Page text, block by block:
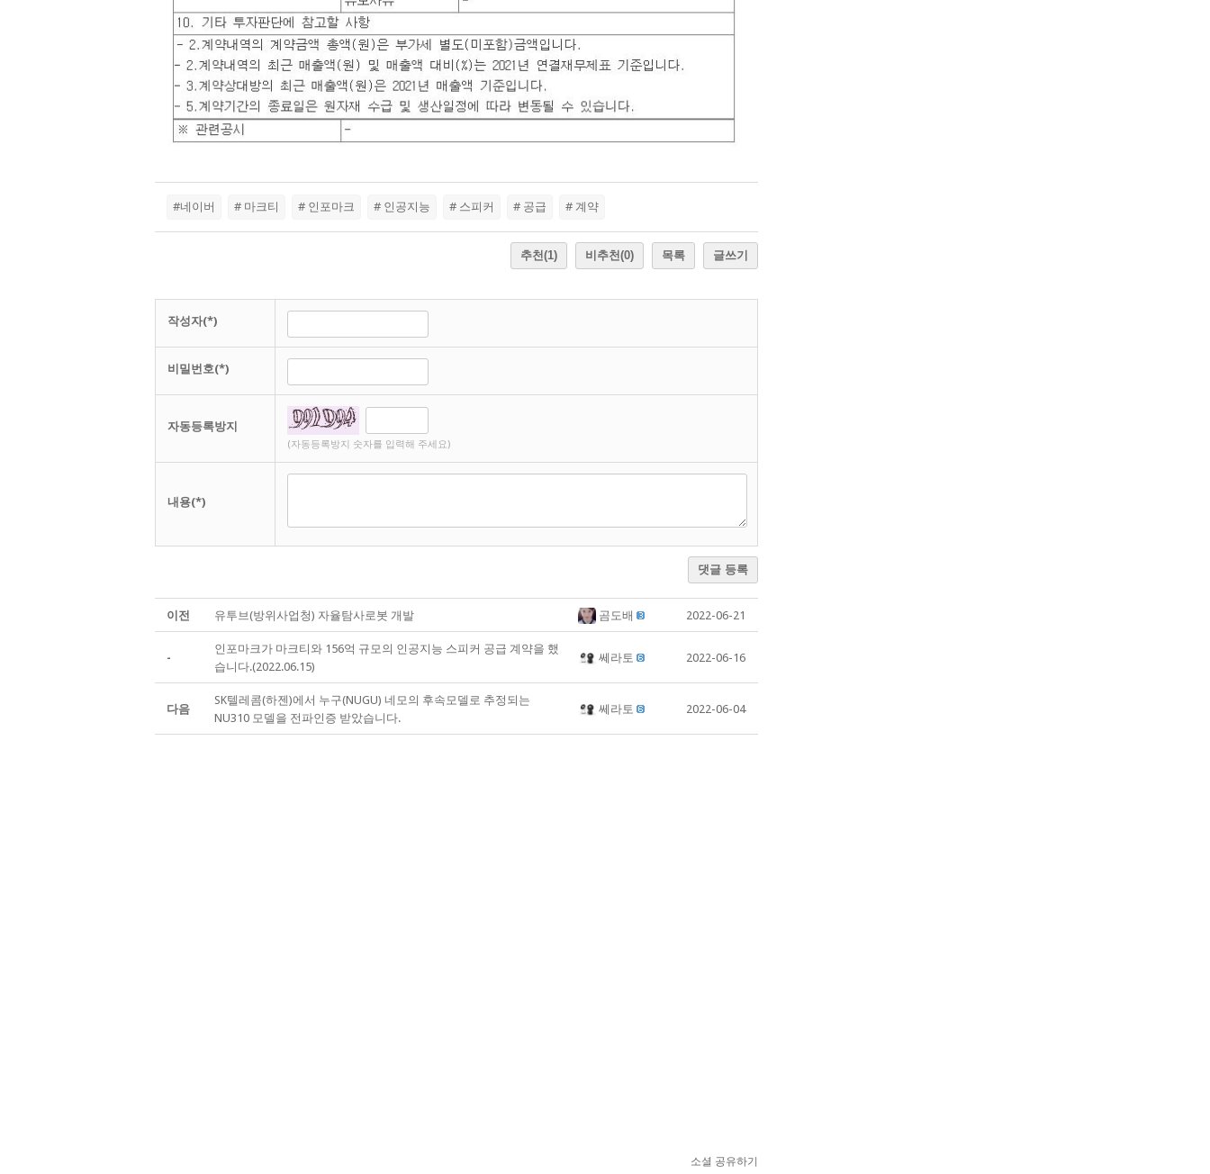
#네이버 # 마크티 # 인포마크 # 인공지능 # 스피커 # 공급 # 계약
추천(1) 비추천(0) 목록 글쓰기
작성자(*)
비밀번호(*)
자동등록방지
(자동등록방지 숫자를 입력해 주세요)
내용(*)
댓글 등록
이전 유투브(방위사업청) 자율탐사로봇 개발 곰도배 2022-06-21
-
인포마크가 마크티와 156억 규모의 인공지능 스피커 공급 계약을 했
습니다.(2022.06.15)
쎄라토 2022-06-16
다음
SK텔레콤(하젠)에서 누구(NUGU) 네모의 후속모델로 추정되는
NU310 모델을 전파인증 받았습니다.
쎄라토 2022-06-04
소셜 공유하기